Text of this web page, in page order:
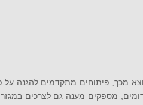
מכך, פיתוחים מתקדמים להגנה על
דומים, מספקים מענה גם לצרכים